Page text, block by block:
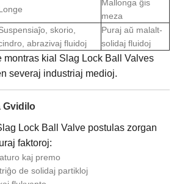
Mallonga ĝis
meza
skorio,
abrazivaj fluidoj
Puraj aŭ malalt-
solidaj fluidoj
montras kial Slag Lock Ball Valves
severaj industriaj medioj.
Gvidilo
Lock Ball Valve postulas zorgan
faktoroj:
kaj premo
de solidaj partikloj